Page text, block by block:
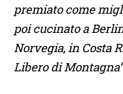
premiato come
poi cucinato a
Norvegia, in Costa
Libero di Montagna”